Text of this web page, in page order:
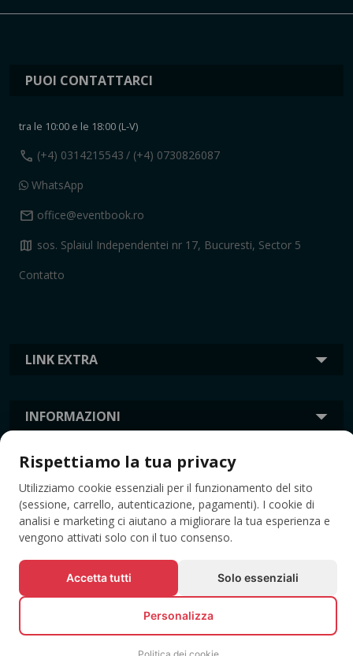
LINK EXTRA
INFORMAZIONI
PUOI CONTATTARCI
tra le 10:00 e le 18:00 (L-V)
call (+4) 0314215543 / (+4) 0730826087
WhatsApp
mail office@eventbook.ro
map sos. Splaiul Independentei nr 17, Bucuresti, Sector 5
Contatto
TAG
© Tutti i diritti riservati EVENTBOOK SRL.
Rispettiamo la tua privacy
Utilizziamo cookie essenziali per il funzionamento del sito
(sessione, carrello, autenticazione, pagamenti). I cookie di
analisi e marketing ci aiutano a migliorare la tua esperienza e
vengono attivati solo con il tuo consenso.
Accetta tutti Solo essenziali
Personalizza